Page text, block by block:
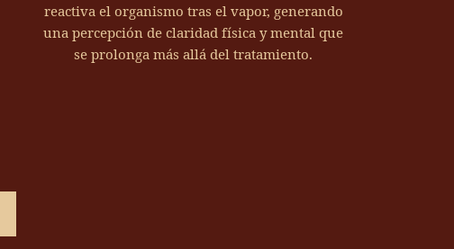
reactiva el organismo tras el vapor, generando
una percepción de claridad física y mental que
se prolonga más allá del tratamiento.